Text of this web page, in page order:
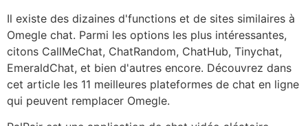
Il existe des dizaines d'functions et de sites similaires à
Omegle chat. Parmi les options les plus intéressantes,
citons CallMeChat, ChatRandom, ChatHub, Tinychat,
EmeraldChat, et bien d'autres encore. Découvrez dans
cet article les 11 meilleures plateformes de chat en ligne
qui peuvent remplacer Omegle.